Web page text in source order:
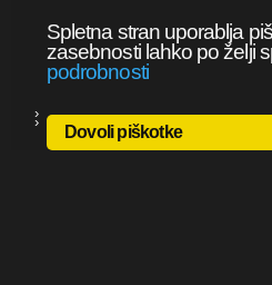
Spletna stran uporablja
zasebnosti lahko po želji
podrobnosti
Dovoli piškotke